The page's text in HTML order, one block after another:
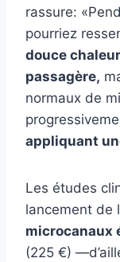
rassure:
pourriez
douce chaleur
passagère,
normaux de
appliquant
Les études
lancement de
microcanaux
(225 €)